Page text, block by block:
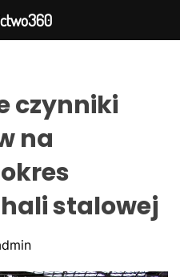
czynniki
na
stalowej